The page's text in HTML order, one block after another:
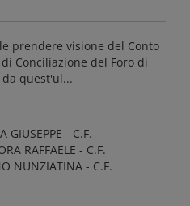
prendere visione del Conto
Conciliazione del Foro di
quest'ul...
- C.F.
RAFFAELE - C.F.
NUNZIATINA - C.F.